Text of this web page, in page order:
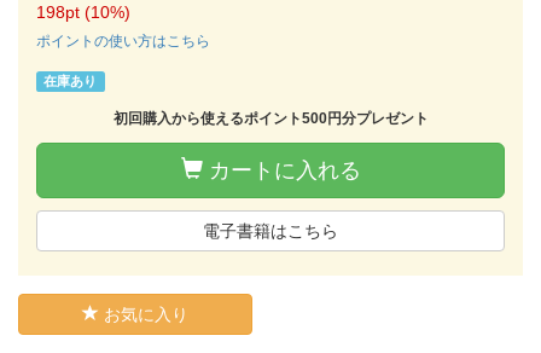
198pt (10%)
ポイントの使い方はこちら
在庫あり
初回購入から使えるポイント500円分プレゼント
カートに入れる
電子書籍はこちら
お気に入り